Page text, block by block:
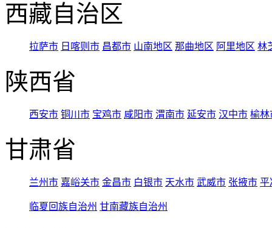
西藏自治区
拉萨市 日喀则市 昌都市 山南地区 那曲地区 阿里地区 林
陕西省
西安市 铜川市 宝鸡市 咸阳市 渭南市 延安市 汉中市 榆林
甘肃省
兰州市 嘉峪关市 金昌市 白银市 天水市 武威市 张掖市 平
临夏回族自治州 甘南藏族自治州